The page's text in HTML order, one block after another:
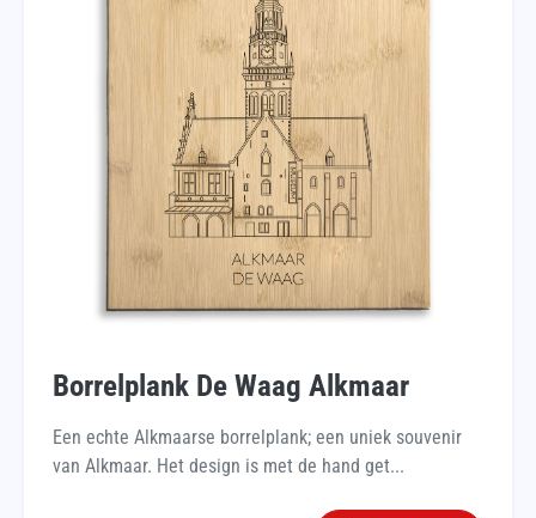
Borrelplank De Waag Alkmaar
Een echte Alkmaarse borrelplank; een uniek souvenir
van Alkmaar. Het design is met de hand get...